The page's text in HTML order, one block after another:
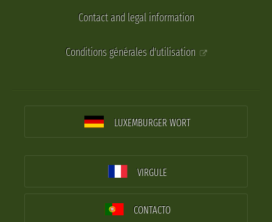
Contact and legal information
Conditions générales d'utilisation
LUXEMBURGER WORT
VIRGULE
CONTACTO